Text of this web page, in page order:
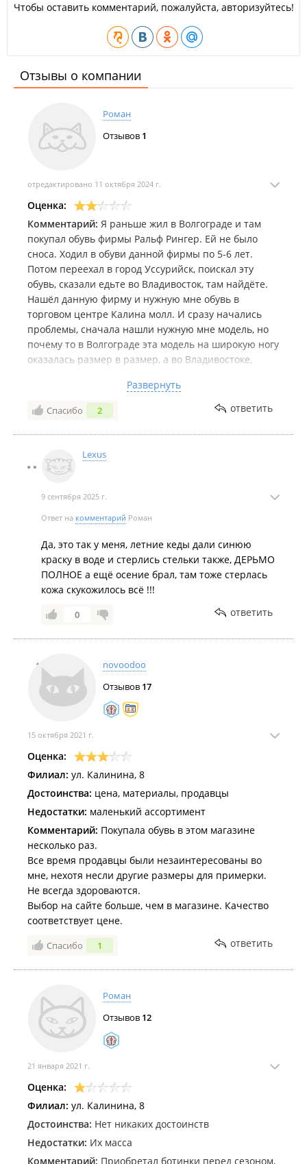
Чтобы оставить комментарий, пожалуйста, авторизуйтесь!
Отзывы о компании
Роман
Отзывов 1
отредактировано 11 октября 2024 г.
Оценка:
Комментарий: Я раньше жил в Волгограде и там
покупал обувь фирмы Ральф Рингер. Ей не было
сноса. Ходил в обуви данной фирмы по 5-6 лет.
Потом переехал в город Уссурийск, поискал эту
обувь, сказали едьте во Владивосток, там найдёте.
Нашёл данную фирму и нужную мне обувь в
торговом центре Калина молл. И сразу начались
проблемы, сначала нашли нужную мне модель, но
почему то в Волгограде эта модель на широкую ногу
оказалась размер в размер, а во Владивостоке,
больше. Потом выяснилось, что пластиковая карта
клиента которую мне дали в Волгограде и
действующая по всей России, во Владивостоке
оказалась не действительной и мне дали какую-то
блёклую и не понятную другую карту. В общем
через 2 месяца обувь скукожилась, и потеряла
ношу аккуратно. На второй год стёрлись стельки и
Складывается ощущение, что в Волгограде был
настоящий Ральф Рингер, во Владивостоке просто
дешёвая подделка из Китая. Жалко денег и
времени. Продавцы впаривают откровенную ***
Развернуть
Спасибо 2 ответить
Lexus
9 сентября 2025 г.
Ответ на комментарий Роман
Да, это так у меня, летние кеды дали синюю
краску в воде и стерлись стельки также, ДЕРЬМО
ПОЛНОЕ а ещё осение брал, там тоже стерлась
кожа скукожилось всё !!!
0 ответить
novoodoo
Отзывов 17
15 октября 2021 г.
Оценка:
Филиал: ул. Калинина, 8
Достоинства: цена, материалы, продавцы
Недостатки: маленький ассортимент
Комментарий: Покупала обувь в этом магазине
несколько раз.
Все время продавцы были незаинтересованы во
мне, нехотя несли другие размеры для примерки.
Не всегда здороваются.
Выбор на сайте больше, чем в магазине. Качество
соответствует цене.
Спасибо 1 ответить
Роман
Отзывов 12
21 января 2021 г.
Оценка:
Филиал: ул. Калинина, 8
Достоинства: Нет никаких достоинств
Недостатки: Их масса
Комментарий: Приобретал ботинки перед сезоном,